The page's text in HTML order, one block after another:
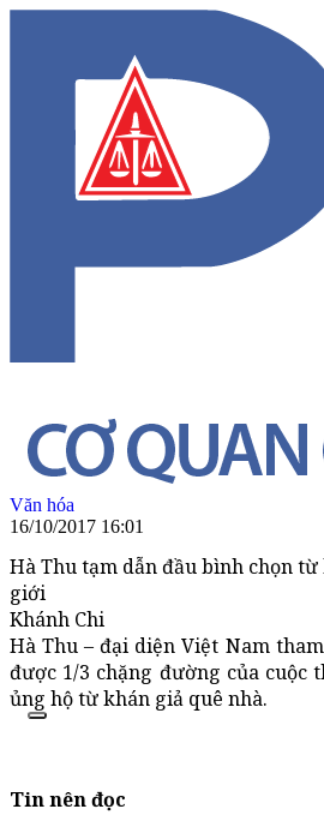
Văn hóa
16/10/2017 16:01
Hà Thu tạm dẫn đầu bình chọn
giới
Khánh Chi
Hà Thu – đại diện Việt Nam
được 1/3 chặng đường của cuộc
ủng hộ từ khán giả quê nhà.
Tin nên đọc